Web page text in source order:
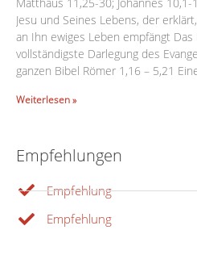
Jesu und Seines Lebens, der
an Ihn ewiges Leben empfängt Das
vollständigste Darlegung des
ganzen Bibel Römer 1,16 – 5,21
Weiterlesen »
Empfehlungen
Empfehlung
Empfehlung